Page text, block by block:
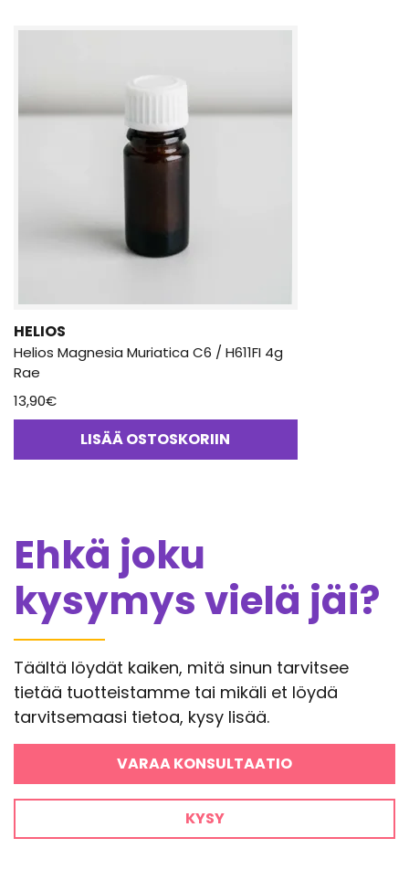
HELIOS
Helios Magnesia Muriatica C6 / H611FI 4g
Rae
13,90€
LISÄÄ OSTOSKORIIN
Ehkä joku
kysymys vielä jäi?
Täältä löydät kaiken, mitä sinun tarvitsee
tietää tuotteistamme tai mikäli et löydä
tarvitsemaasi tietoa, kysy lisää.
VARAA KONSULTAATIO
KYSY